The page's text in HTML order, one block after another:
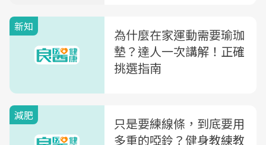
新知
為什麼在家運動需要瑜珈
墊？達人一次講解！正確
挑選指南
減肥
只是要練線條，到底要用
多重的啞鈴？健身教練教